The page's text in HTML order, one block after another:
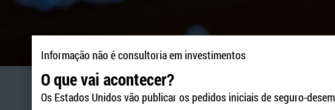
Informação não é consultoria em investimentos
O que vai acontecer?
Os Estados Unidos vão publicar os pedidos iniciais de seguro-